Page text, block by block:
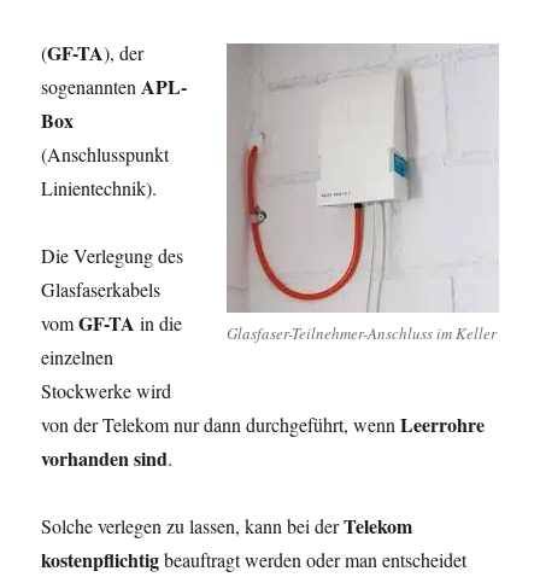
Glasfaser-Teilnehmer-Anschluss im Keller
(GF-TA), der
sogenannten APL-
Box
(Anschlusspunkt
Linientechnik).
Die Verlegung des
Glasfaserkabels
vomGF-TA in die
einzelnen
Stockwerke wird
von der Telekom nur dann durchgeführt, wennLeerrohre
vorhanden sind.
Solche verlegen zu lassen, kann bei derTelekom
kostenpflichtigbeauftragt werden oder man entscheidet